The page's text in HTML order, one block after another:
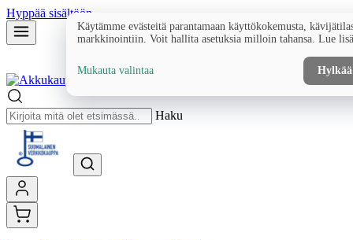
Hyppää sisältöön
Haku
Käytämme evästeitä parantamaan käyttökokemusta,
markkinointiin. Voit hallita asetuksia milloin tahansa. Lue
Mukauta valintaa Hylkää